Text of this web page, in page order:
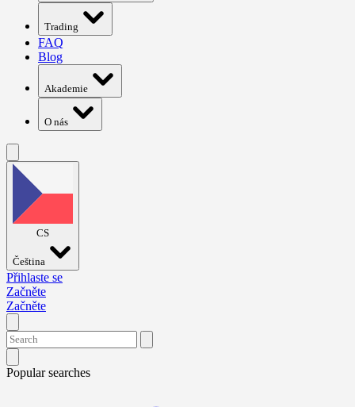
Trading
FAQ
Blog
Akademie
O nás
CS
Čeština
Přihlaste se
Začněte
Začněte
Popular searches